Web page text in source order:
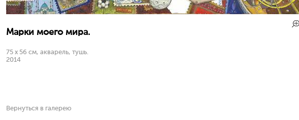
Марки моего мира.
75 х 56 см, акварель, тушь.
2014
Вернуться в галерею